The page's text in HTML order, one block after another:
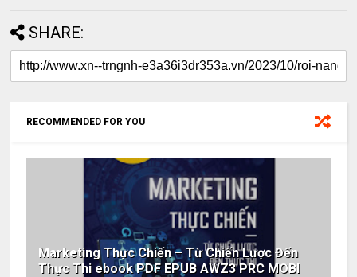
SHARE:
RECOMMENDED FOR YOU
Marketing Thực Chiến – Từ Chiến Lược Đến
Thực Thi ebook PDF EPUB AWZ3 PRC MOBI